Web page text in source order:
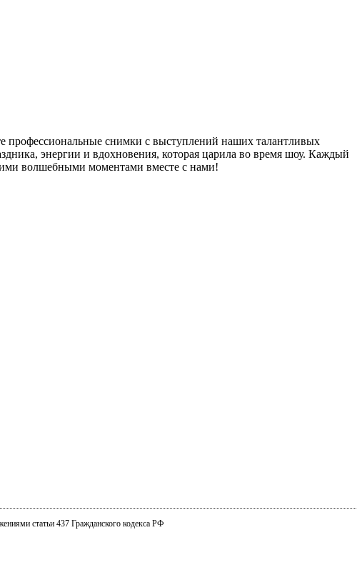
профессиональные снимки с выступлений наших талантливых
энергии и вдохновения, которая царила во время шоу. Каждый
волшебными моментами вместе с нами!
статьи 437 Гражданского кодекса РФ